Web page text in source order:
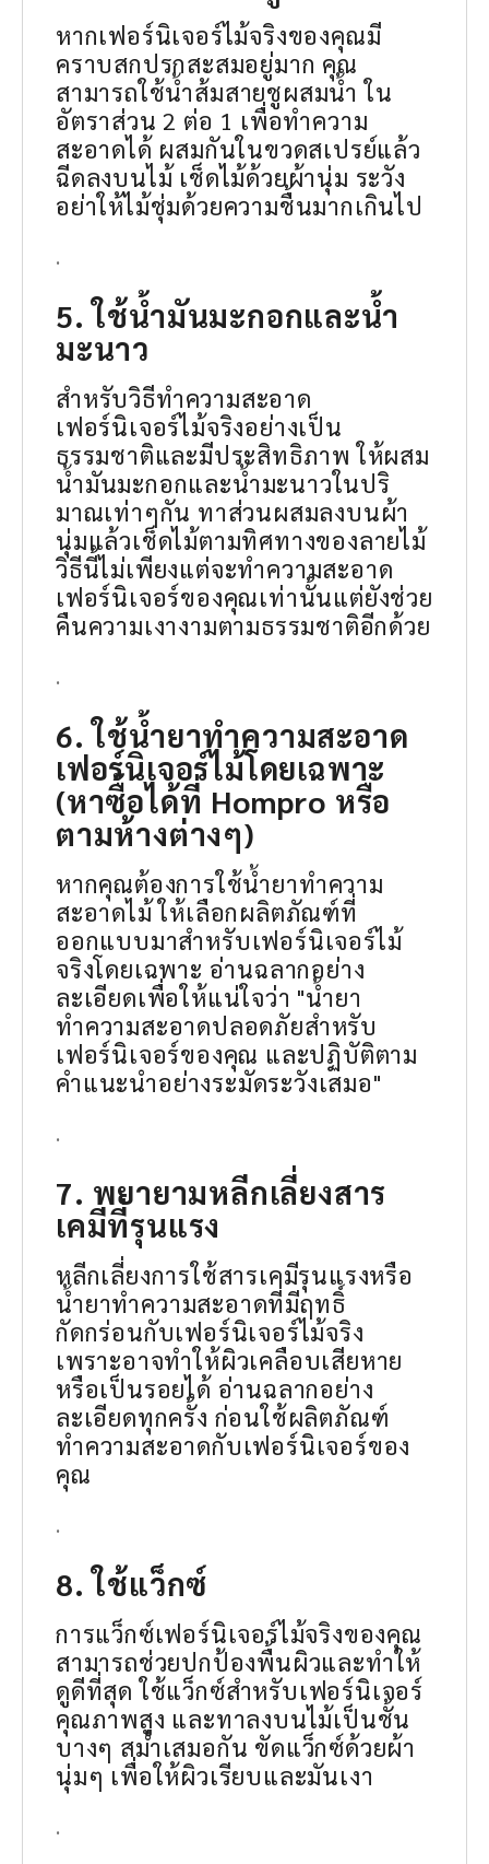
หากเฟอร์นิเจอร์ไม้จริงของคุณมี
คราบสกปรกสะสมอยู่มาก คุณ
สามารถใช้น้ำส้มสายชูผสมน้ำ ใน
อัตราส่วน 2 ต่อ 1 เพื่อทำความ
สะอาดได้ ผสมกันในขวดสเปรย์แล้ว
ฉีดลงบนไม้ เช็ดไม้ด้วยผ้านุ่ม ระวัง
อย่าให้ไม้ชุ่มด้วยความชื้นมากเกินไป
.
5. ใช้น้ำมันมะกอกและน้ำ
มะนาว
สำหรับวิธีทำความสะอาด
เฟอร์นิเจอร์ไม้จริงอย่างเป็น
ธรรมชาติและมีประสิทธิภาพ ให้ผสม
น้ำมันมะกอกและน้ำมะนาวในปริ
มาณเท่าๆกัน ทาส่วนผสมลงบนผ้า
นุ่มแล้วเช็ดไม้ตามทิศทางของลายไม้
วิธีนี้ไม่เพียงแต่จะทำความสะอาด
เฟอร์นิเจอร์ของคุณเท่านั้นแต่ยังช่วย
คืนความเงางามตามธรรมชาติอีกด้วย
.
6. ใช้น้ำยาทำความสะอาด
เฟอร์นิเจอร์ไม้โดยเฉพาะ
(หาซื้อได้ที่ Hompro หรือ
ตามห้างต่างๆ)
หากคุณต้องการใช้น้ำยาทำความ
สะอาดไม้ ให้เลือกผลิตภัณฑ์ที่
ออกแบบมาสำหรับเฟอร์นิเจอร์ไม้
จริงโดยเฉพาะ อ่านฉลากอย่าง
ละเอียดเพื่อให้แน่ใจว่า "น้ำยา
ทำความสะอาดปลอดภัยสำหรับ
เฟอร์นิเจอร์ของคุณ และปฏิบัติตาม
คำแนะนำอย่างระมัดระวังเสมอ"
.
7. พยายามหลีกเลี่ยงสาร
เคมีที่รุนแรง
หลีกเลี่ยงการใช้สารเคมีรุนแรงหรือ
น้ำยาทำความสะอาดที่มีฤทธิ์
กัดกร่อนกับเฟอร์นิเจอร์ไม้จริง
เพราะอาจทำให้ผิวเคลือบเสียหาย
หรือเป็นรอยได้ อ่านฉลากอย่าง
ละเอียดทุกครั้ง ก่อนใช้ผลิตภัณฑ์
ทำความสะอาดกับเฟอร์นิเจอร์ของ
คุณ
.
8. ใช้แว็กซ์
การแว็กซ์เฟอร์นิเจอร์ไม้จริงของคุณ
สามารถช่วยปกป้องพื้นผิวและทำให้
ดูดีที่สุด ใช้แว็กซ์สำหรับเฟอร์นิเจอร์
คุณภาพสูง และทาลงบนไม้เป็นชั้น
บางๆ สม่ำเสมอกัน ขัดแว็กซ์ด้วยผ้า
นุ่มๆ เพื่อให้ผิวเรียบและมันเงา
.